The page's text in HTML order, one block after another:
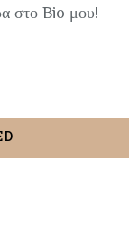
στο Bio μου!